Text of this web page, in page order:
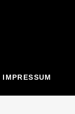
IMPRESSUM